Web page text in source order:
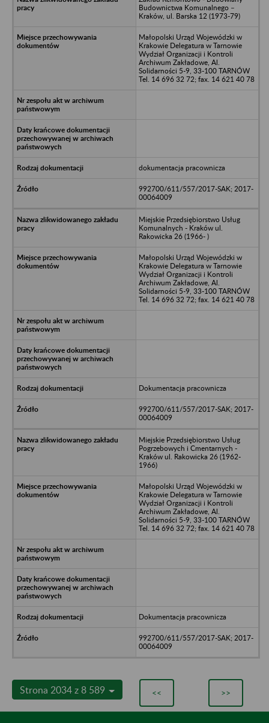
Budownictwa Komunalnego –
Kraków, ul. Barska 12 (1973-79)
Małopolski Urząd Wojewódzki w
Krakowie Delegatura w Tarnowie
Wydział Organizacji i Kontroli
Archiwum Zakładowe, Al.
Solidarności 5-9, 33-100 TARNÓW
Tel. 14 696 32 72; fax. 14 621 40 78
dokumentacja pracownicza
992700/611/557/2017-SAK; 2017-
00064009
Miejskie Przedsiębiorstwo Usług
Komunalnych - Kraków ul.
Rakowicka 26 (1966- )
Małopolski Urząd Wojewódzki w
Krakowie Delegatura w Tarnowie
Wydział Organizacji i Kontroli
Archiwum Zakładowe, Al.
Solidarności 5-9, 33-100 TARNÓW
Tel. 14 696 32 72; fax. 14 621 40 78
Dokumentacja pracownicza
992700/611/557/2017-SAK; 2017-
00064009
Miejskie Przedsiębiorstwo Usług
Pogrzebowych i Cmentarnych -
Kraków ul. Rakowicka 26 (1962-
1966)
Małopolski Urząd Wojewódzki w
Krakowie Delegatura w Tarnowie
Wydział Organizacji i Kontroli
Archiwum Zakładowe, Al.
Solidarności 5-9, 33-100 TARNÓW
Tel. 14 696 32 72; fax. 14 621 40 78
Dokumentacja pracownicza
992700/611/557/2017-SAK; 2017-
00064009
Strona 2034 z 8 589 << >>